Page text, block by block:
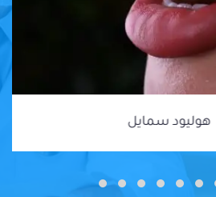
هوليود سمايل